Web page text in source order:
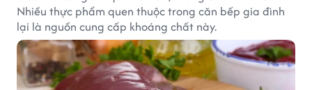
Nhiều thực phẩm quen thuộc trong căn bếp gia đình
lại là nguồn cung cấp khoáng chất này.